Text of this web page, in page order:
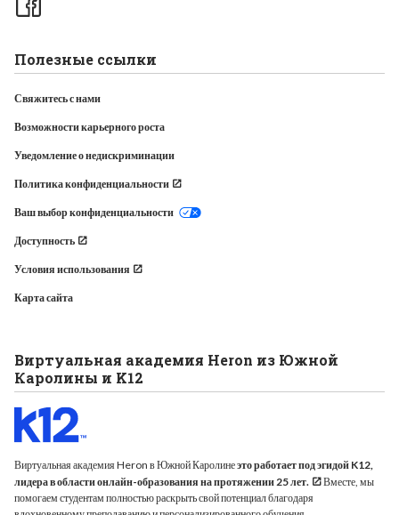
Полезные ссылки
Свяжитесь с нами
Возможности карьерного роста
Уведомление о недискриминации
Политика конфиденциальности
Ваш выбор конфиденциальности
Доступность
Условия использования
Карта сайта
Виртуальная академия Heron из Южной
Каролины и K12
Виртуальная академия Heron в Южной Каролинеэто работает под эгидой K12,
лидера в области онлайн-образования на протяжении 25 лет.
Вместе, мы
помогаем студентам полностью раскрыть свой потенциал благодаря